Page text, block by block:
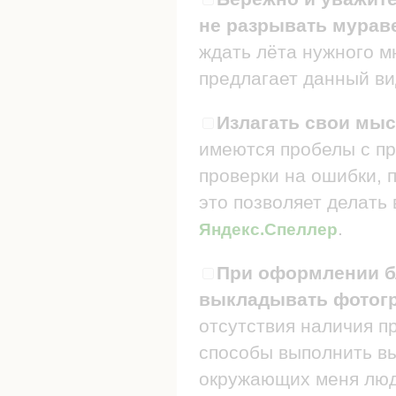
не разрывать
ждать лёта нужного
предлагает данный
Излагать свои
имеются пробелы с
проверки на ошибки,
это позволяет
Яндекс.Спеллер.
При оформлении
выкладывать
отсутствия наличия
способы выполнить
окружающих меня